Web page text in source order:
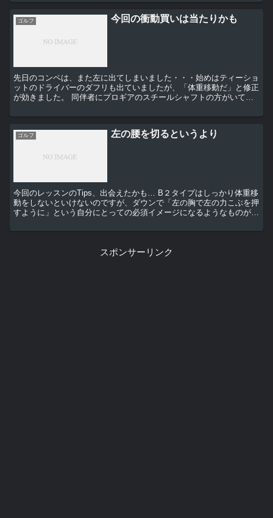
ゴルフ 今回の衝動買いは当たりかも
先日のコンペは、また左に出てしまいました・・・始めはティーショ
ットのドライバーのダフリも出ていましたが、「体重移動だ」と修正
が効きました。 同伴者にプロギアのスチールシャフトの方がいて、
ゴルフ 左の腰を切るというより
今回のレッスンのTips、出会えたかも… B２タイプはしっかり体重移
動をしないといけないのですが、ダウンで「左の胸で左の力こぶを押
すように」という自分にとっての必須イメージになるようなものが…
スポンサーリンク